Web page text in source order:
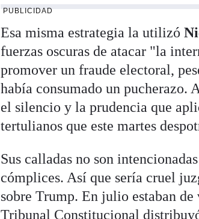
PUBLICIDAD
Esa misma estrategia la utilizó
fuerzas oscuras de atacar "la
promover un fraude electoral,
había consumado un pucherazo.
el silencio y la prudencia que
tertulianos que este martes
Sus calladas no son
cómplices. Así que sería cruel
sobre Trump. En julio estaban de
Tribunal Constitucional